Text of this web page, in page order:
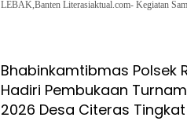
LEBAK,Banten Literasiaktual.com- Kegiatan
Bhabinkamtibmas Polsek
Hadiri Pembukaan
2026 Desa Citeras Tingkat